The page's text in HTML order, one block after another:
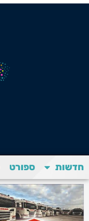
חדשות ספורט